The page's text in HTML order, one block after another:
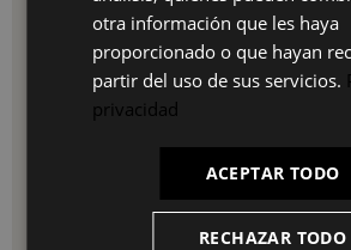
Uso e Instalación:
El Sillón Olaf Black Gris se adapta sin
cualquier espacio. Solo ubícalo en el
de su comodidad. Para conservar su
regularmente con un paño suave y
de químicos abrasivos.
¿Por qué elegirnos?
En UKUKHOME.com te ofrecemos:
otra información que les haya
proporcionado o que hayan
partir del uso de sus servicios.
privacidad
ACEPTAR TODO
RECHAZAR TODO